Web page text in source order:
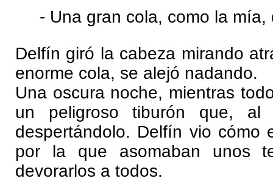
- Una gran cola, como la
Delfín giró la cabeza mirando
enorme cola, se alejó nadando.
Una oscura noche, mientras
un peligroso tiburón que,
despertándolo. Delfín vio cómo
por la que asomaban unos
devorarlos a todos.